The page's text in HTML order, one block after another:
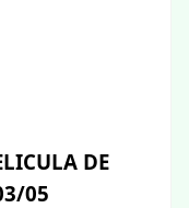
DE
05